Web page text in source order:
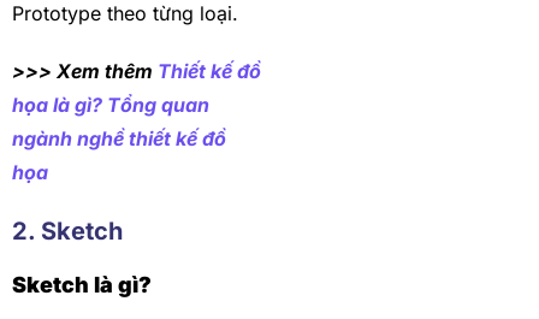
Prototype theo từng loại.
>>> Xem thêm Thiết kế đồ
họa là gì? Tổng quan
ngành nghề thiết kế đồ
họa
2. Sketch
Sketch là gì?